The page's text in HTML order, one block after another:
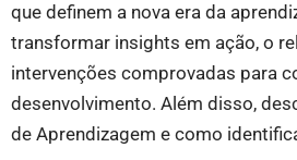
que definem a nova era da
transformar insights em ação, o
intervenções comprovadas para
desenvolvimento. Além disso,
de Aprendizagem e como